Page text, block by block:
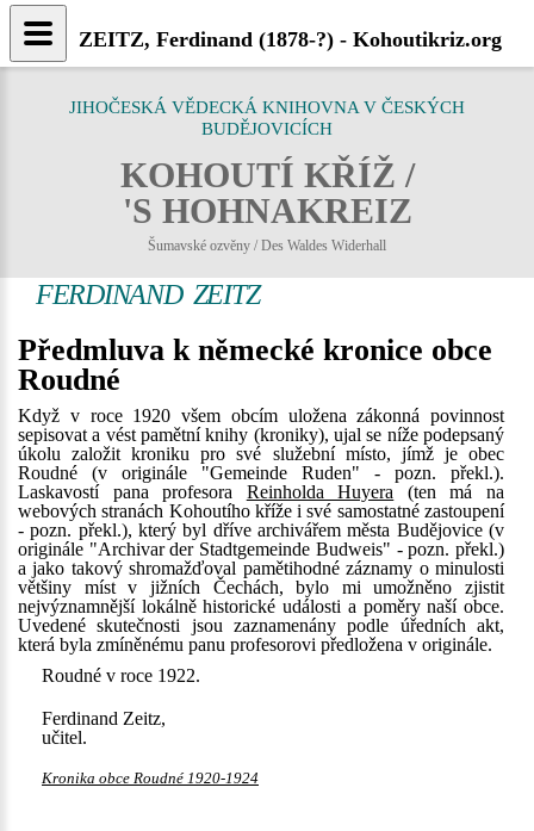
JIHOČESKÁ VĚDECKÁ KNIHOVNA V ČESKÝCH
BUDĚJOVICÍCH
KOHOUTÍ KŘÍŽ /
'S HOHNAKREIZ
Šumavské ozvěny / Des Waldes Widerhall
FERDINAND ZEITZ
Předmluva k německé kronice obce
Roudné
Když v roce 1920 všem obcím uložena zákonná povinnost
sepisovat a vést pamětní knihy (kroniky), ujal se níže podepsaný
úkolu založit kroniku pro své služební místo, jímž je obec
Roudné (v originále "Gemeinde Ruden" - pozn. překl.).
Laskavostí pana profesora Reinholda Huyera (ten má na
webových stranách Kohoutího kříže i své samostatné zastoupení
- pozn. překl.), který byl dříve archivářem města Budějovice (v
originále "Archivar der Stadtgemeinde Budweis" - pozn. překl.)
a jako takový shromažďoval pamětihodné záznamy o minulosti
většiny míst v jižních Čechách, bylo mi umožněno zjistit
nejvýznamnější lokálně historické události a poměry naší obce.
Uvedené skutečnosti jsou zaznamenány podle úředních akt,
která byla zmíněnému panu profesorovi předložena v originále.
Roudné v roce 1922.
Ferdinand Zeitz,
učitel.
Kronika obce Roudné 1920-1924
ZEITZ, Ferdinand (1878-?) - Kohoutikriz.org